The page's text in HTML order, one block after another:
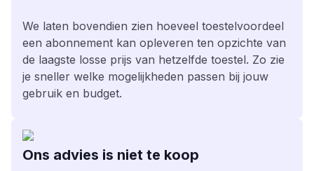
We laten bovendien zien hoeveel toestelvoordeel
een abonnement kan opleveren ten opzichte van
de laagste losse prijs van hetzelfde toestel. Zo zie
je sneller welke mogelijkheden passen bij jouw
gebruik en budget.
Ons advies is niet te koop